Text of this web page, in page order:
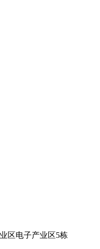
区电子产业区5栋